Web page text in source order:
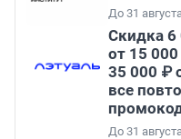
До 31
Скидка 6
от 15
35 000 ₽
все
До 31